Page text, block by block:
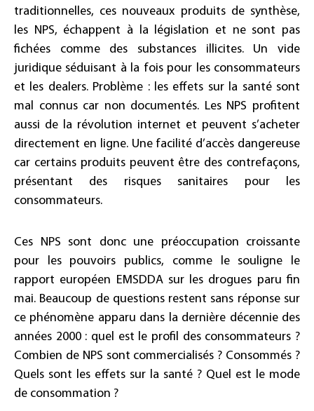
traditionnelles, ces nouveaux produits de synthèse,
les NPS, échappent à la législation et ne sont pas
fichées comme des substances illicites. Un vide
juridique séduisant à la fois pour les consommateurs
et les dealers. Problème : les effets sur la santé sont
mal connus car non documentés. Les NPS profitent
aussi de la révolution internet et peuvent s’acheter
directement en ligne. Une facilité d’accès dangereuse
car certains produits peuvent être des contrefaçons,
présentant des risques sanitaires pour les
consommateurs.
Ces NPS sont donc une préoccupation croissante
pour les pouvoirs publics, comme le souligne le
rapport européen EMSDDA sur les drogues paru fin
mai. Beaucoup de questions restent sans réponse sur
ce phénomène apparu dans la dernière décennie des
années 2000 : quel est le profil des consommateurs ?
Combien de NPS sont commercialisés ? Consommés ?
Quels sont les effets sur la santé ? Quel est le mode
de consommation ?